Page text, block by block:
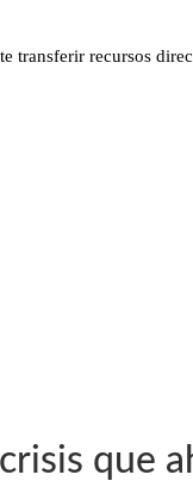
transferir recursos
que